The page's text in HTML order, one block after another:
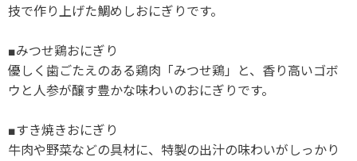
技で作り上げた鯛めしおにぎりです。
■みつせ鶏おにぎり
優しく歯ごたえのある鶏肉「みつせ鶏」と、香り高いゴボ
ウと人参が醸す豊かな味わいのおにぎりです。
■すき焼きおにぎり
牛肉や野菜などの具材に、特製の出汁の味わいがしっかり